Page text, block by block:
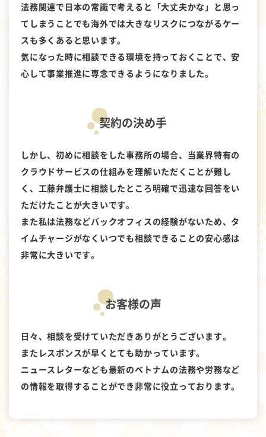
法務関連で日本の常識で考えると「大丈夫かな」と思っ
てしまうことでも海外では大きなリスクにつながるケー
スも多くあると思います。
気になった時に相談できる環境を持っておくことで、安
心して事業推進に専念できるようになりました。
契約の決め手
しかし、初めに相談をした事務所の場合、当業界特有の
クラウドサービスの仕組みを理解いただくことが難し
く、工藤弁護士に相談したところ明確で迅速な回答をい
ただけたことが大きいです。
また私は法務などバックオフィスの経験がないため、タ
イムチャージがなくいつでも相談できることの安心感は
非常に大きいです。
お客様の声
日々、相談を受けていただきありがとうございます。
またレスポンスが早くとても助かっています。
ニュースレターなども最新のベトナムの法務や労務など
の情報を取得することができ非常に役立っております。